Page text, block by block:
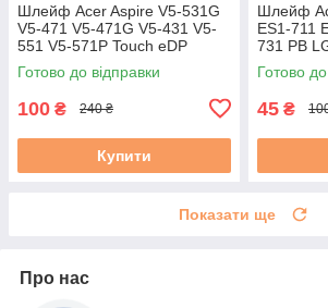
Шлейф Acer Aspire V5-531G
V5-471 V5-471G V5-431 V5-
551 V5-571P Touch eDP
Cable (50.4VM14.013 VA51)
б/в
Готово до відправки
100 ₴ 240 ₴
Купити
Шлейф
ES1-711
731 PB
ENTF71
Готово
45 ₴
Показати ще
Про нас